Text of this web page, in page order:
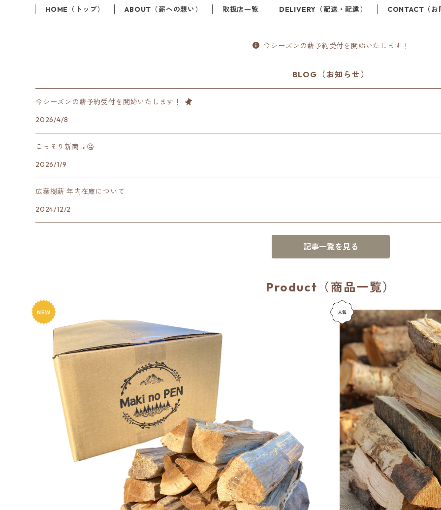
HOME（トップ） ABOUT（薪への想い） 取扱店一覧 DELIVERY（配送・配達） CONTACT（お
今シーズンの薪予約受付を開始いたします！
BLOG（お知らせ）
今シーズンの薪予約受付を開始いたします！
2026/4/8
こっそり新商品🤐
2026/1/9
広葉樹薪 年内在庫について
2024/12/2
記事一覧を見る
Product（商品一覧）